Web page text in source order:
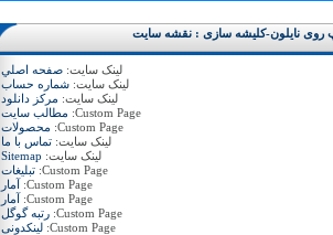
نایلون-کلیشه سازی : نقشه سایت
لینک سایت: صفحه اصلي
لینک سایت: شماره حساب
لینک سایت: مركز دانلود
Custom Page:
مطالب سایت
Custom Page:
محصولات
لینک سایت: تماس با ما
لینک سایت: Sitemap
Custom Page: تبلیغات
Custom Page: آمار
Custom Page: آمار
Custom Page: رتبه گوگل
Custom Page: لینکدونی